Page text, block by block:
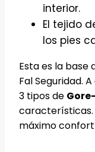
interior.
El tejido
los pies
Esta es la base
Fal Seguridad.
3 tipos de
características.
máximo